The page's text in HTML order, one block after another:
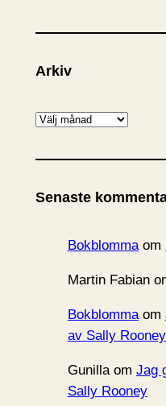
Arkiv
A
k
v
Senaste
Bokblommaom
Martin Fabian
Bokblommaom
av Sally Rooney
Gunillaom Jag
Sally Rooney